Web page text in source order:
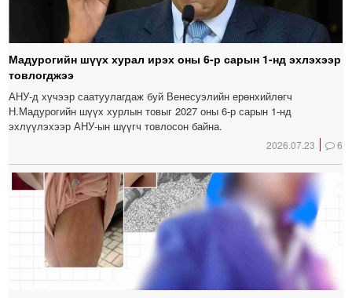
Мадурогийн шүүх хурал ирэх оны 6-р сарын 1-нд эхлэхээр
товлогджээ
АНУ-д хүчээр саатуулагдаж буй Венесуэлийн ерөнхийлөгч
Н.Мадурогийн шүүх хурлын товыг 2027 оны 6-р сарын 1-нд
эхлүүлэхээр АНУ-ын шүүгч товлосон байна.
2026.07.23 6